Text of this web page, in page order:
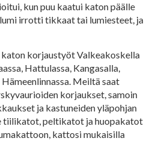
kun puu kaatui katon päälle
irrotti tikkaat tai lumiesteet, ja
korjaustyöt Valkeakoskella
Hattulassa, Kangasalla,
Meiltä saat
korjaukset, samoin
ja kastuneiden yläpohjan
tiilikatot, peltikatot ja huopakatot
kattosi mukaisilla